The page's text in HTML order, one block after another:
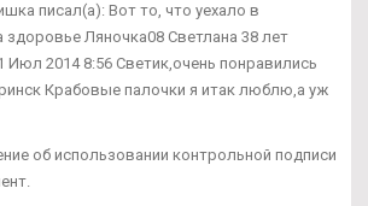
писал(а): Вот то, что уехало в
здоровье Ляночка08 Светлана 38 лет
Июл 2014 8:56 Светик,очень понравились
Крабовые палочки я итак люблю,а уж
об использовании контрольной подписи